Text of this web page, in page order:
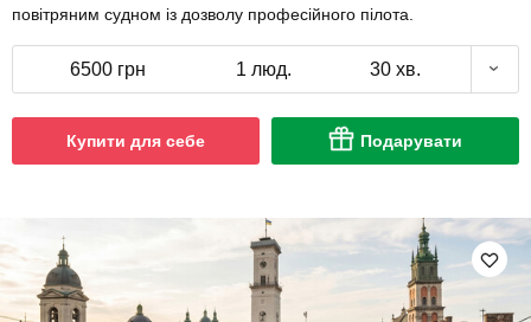
повітряним судном із дозволу професійного пілота.
6500 грн 1 люд. 30 хв.
Купити для себе Подарувати